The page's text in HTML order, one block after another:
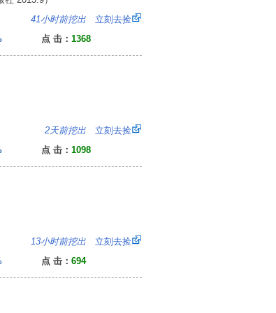
41小时前挖出 立刻去捡
点 击： 1368
2天前挖出 立刻去捡
点 击： 1098
13小时前挖出 立刻去捡
点 击： 694